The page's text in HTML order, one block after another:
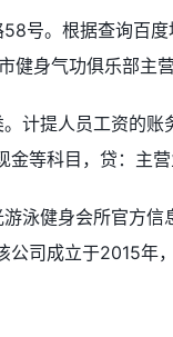
号。根据查询百
身气功俱乐部主
计提人员工资的
等科目，贷：主
泳健身会所官方
公司成立于2015